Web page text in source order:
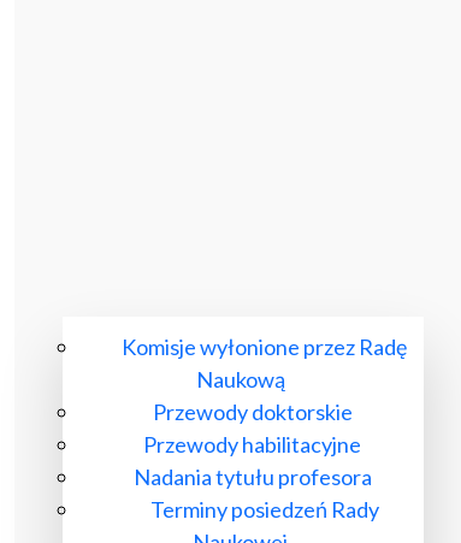
Komisje wyłonione przez Radę
Naukową
Przewody doktorskie
Przewody habilitacyjne
Nadania tytułu profesora
Terminy posiedzeń Rady